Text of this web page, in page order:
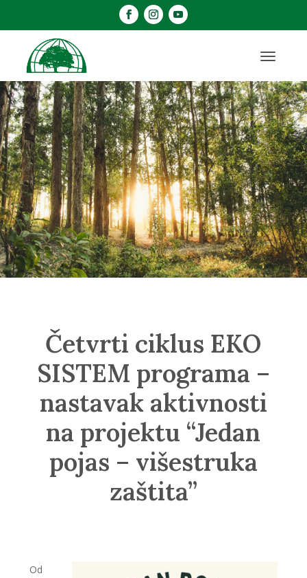
Četvrti ciklus EKO
SISTEM programa –
nastavak aktivnosti
na projektu “Jedan
pojas – višestruka
zaštita”
Od